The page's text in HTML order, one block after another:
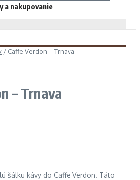
a nakupovanie
/ Caffe Verdon – Trnava
– Trnava
šálku kávy do Caffe Verdon. Táto